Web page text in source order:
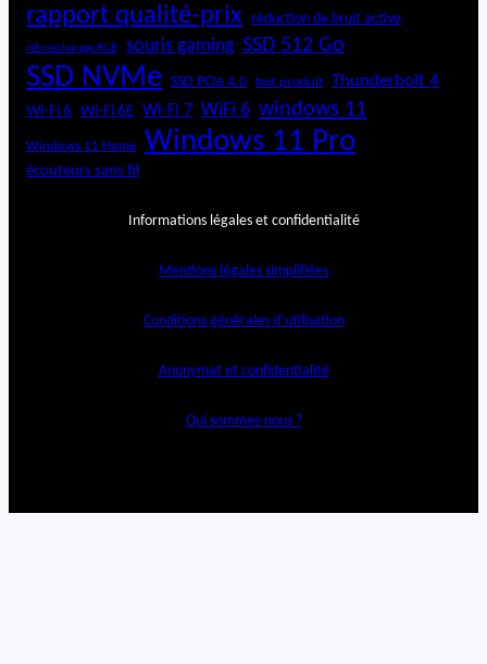
C
1
0
-
n
-
rapport qualité-prix réduction de bruit active
rétroéclairage RGB souris gaming SSD 512 Go
SSD NVMe SSD PCIe 4.0 test produit Thunderbolt 4
Wi-Fi 6 Wi-Fi 6E Wi-Fi 7 WiFi 6 windows 11
Windows 11 Home Windows 11 Pro
écouteurs sans fil
Informations légales et confidentialité
Mentions légales simplifiées
Conditions générales d’utilisation
Anonymat et confidentialité
Qui sommes-nous ?